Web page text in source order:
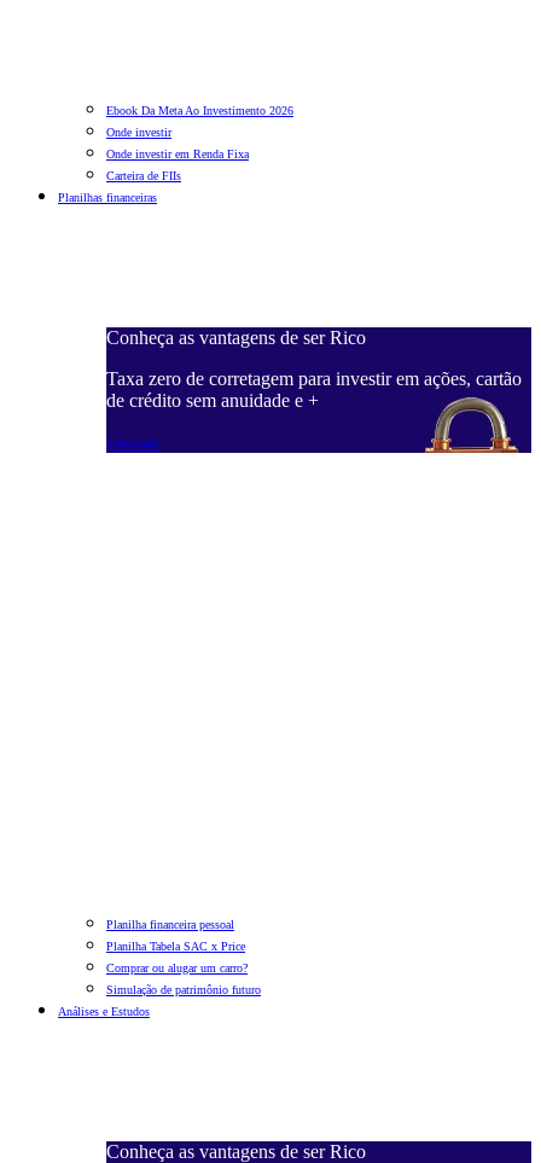
Ebook Da Meta Ao Investimento 2026
Onde investir
Onde investir em Renda Fixa
Carteira de FIIs
Planilhas financeiras
Conheça as vantagens de ser Rico
Taxa zero de corretagem para investir em ações, cartão
de crédito sem anuidade e +
Saiba mais
Planilha financeira pessoal
Planilha Tabela SAC x Price
Comprar ou alugar um carro?
Simulação de patrimônio futuro
Análises e Estudos
Conheça as vantagens de ser Rico